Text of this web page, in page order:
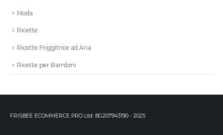
Moda
Ricette
Ricette Friggitrice ad Aria
Ricette per Bambini
FRISBEE ECOMMERCE PRO Ltd. BG207943190 - 2025